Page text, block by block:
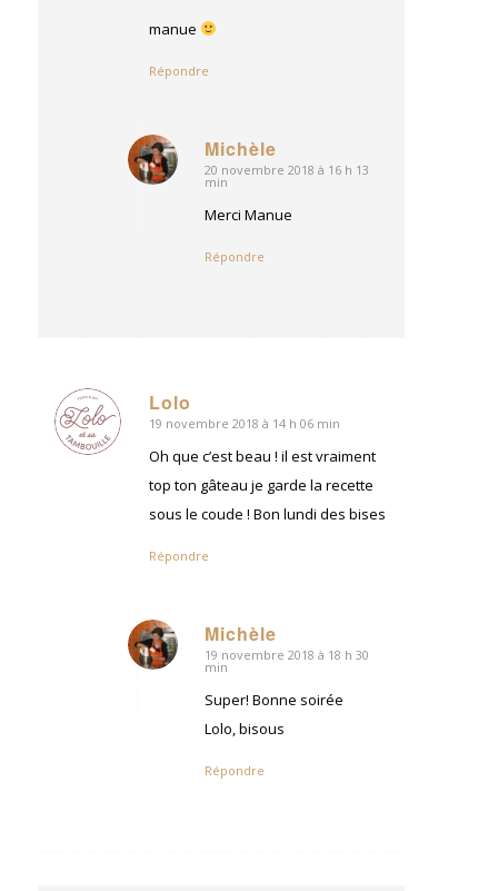
manue
Répondre
Michèle
dit
20 novembre 2018 à 16 h 13
min
Merci Manue
Répondre
Lolo
dit
:
19 novembre 2018 à 14 h 06 min
Oh que c’est beau ! il est vraiment
top ton gâteau je garde la recette
sous le coude ! Bon lundi des bises
Répondre
Michèle
dit
19 novembre 2018 à 18 h 30
min
Super! Bonne soirée
Lolo, bisous
Répondre